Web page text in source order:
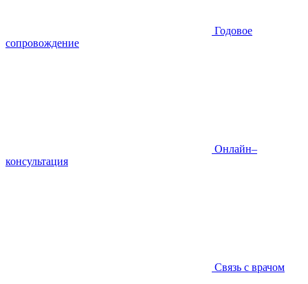
Годовое
сопровождение
Онлайн–
консультация
Связь с врачом